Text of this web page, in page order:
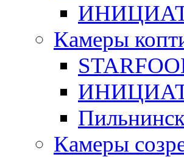
Камеры
Камеры